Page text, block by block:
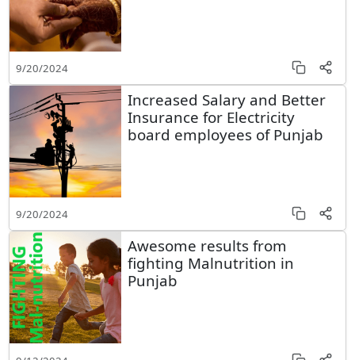
9/20/2024
Increased Salary and Better
Insurance for Electricity
board employees of Punjab
9/20/2024
Awesome results from
fighting Malnutrition in
Punjab